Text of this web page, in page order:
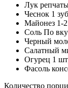
Лук
Чеснок 1
Майонез 1-
Соль По
Черный
Салатный
Огурец 1
Фасоль
Количество